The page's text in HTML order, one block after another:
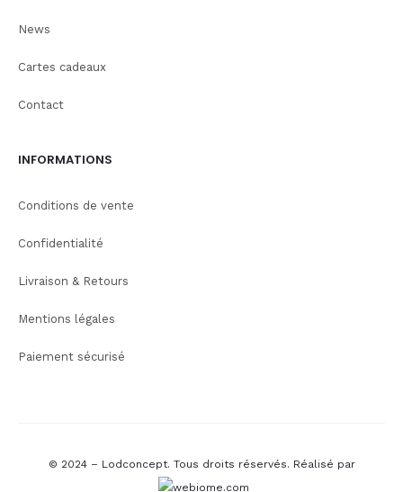
News
Cartes cadeaux
Contact
INFORMATIONS
Conditions de vente
Confidentialité
Livraison & Retours
Mentions légales
Paiement sécurisé
© 2024 – Lodconcept. Tous droits réservés. Réalisé par